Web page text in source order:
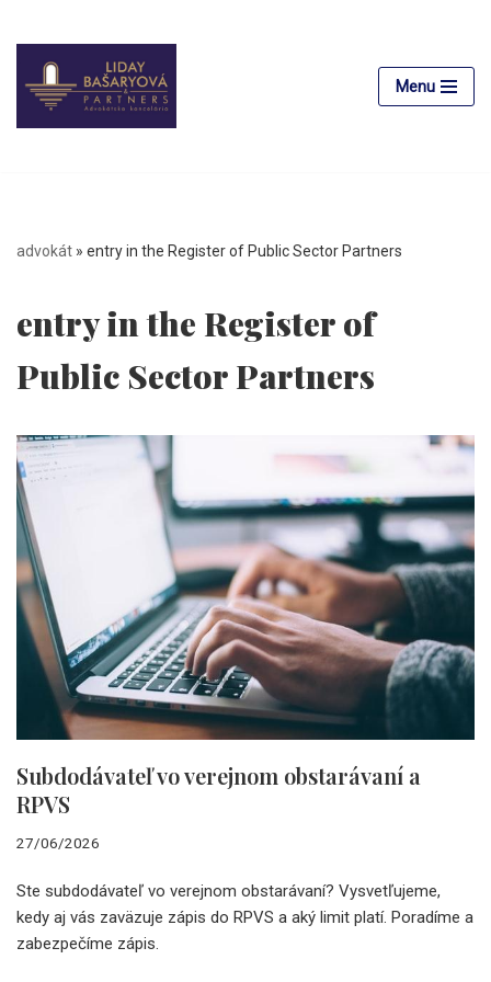
Preskočiť
na
obsah
Menu
advokát » entry in the Register of Public Sector Partners
entry in the Register of
Public Sector Partners
Subdodávateľ vo verejnom obstarávaní a
RPVS
27/06/2026
Ste subdodávateľ vo verejnom obstarávaní? Vysvetľujeme,
kedy aj vás zaväzuje zápis do RPVS a aký limit platí. Poradíme a
zabezpečíme zápis.